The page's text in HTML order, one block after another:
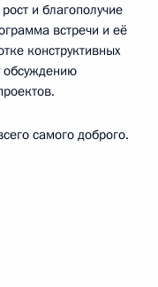
и благополучие
встречи и её
конструктивных
обсуждению
самого доброго.